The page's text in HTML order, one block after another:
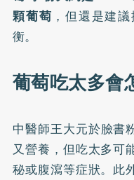
顆葡萄 ，但還是建
衡。
葡萄吃太多會
中醫師王大元於臉書
又營養，但吃太多可
秘或腹瀉等症狀。此